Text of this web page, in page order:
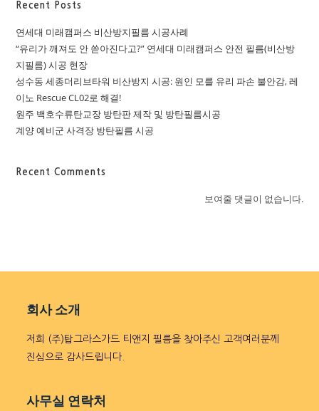
Recent Posts
연세대 미래캠퍼스 비산방지필름 시공사례
“유리가 깨져도 안 쏟아진다고?” 연세대 미래캠퍼스 안전 필름(비산방
지필름) 시공 현장
성수동 세종더리브타워 비산방지 시공: 원인 모를 유리 파손 불안감, 레
이노 Rescue CL02로 해결!
원주 백호수류탄교장 방탄판 제작 및 방탄필름시공
계양 예비군 사격장 방탄필름 시공
Recent Comments
보여줄 댓글이 없습니다.
회사 소개
저희 (주)탑그라스가드 티앤지 필름을 찾아주신 고객여러분께
진심으로 감사드립니다.
사무실 연락처